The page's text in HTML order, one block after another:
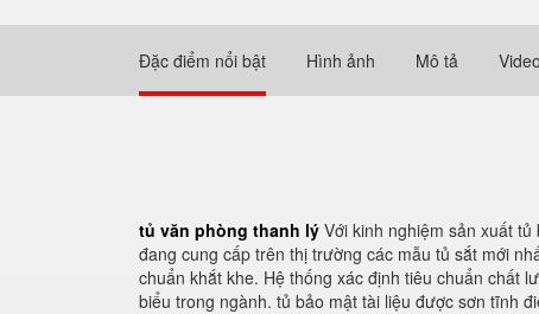
Đặc điểm nổi bật Hình ảnh Mô tả Video
tủ văn phòng thanh lý Với kinh nghiệm sản xuất
đang cung cấp trên thị trường các mẫu tủ sắt mới
chuẩn khắt khe. Hệ thống xác định tiêu chuẩn chất
biểu trong ngành. tủ bảo mật tài liệu được sơn tĩnh